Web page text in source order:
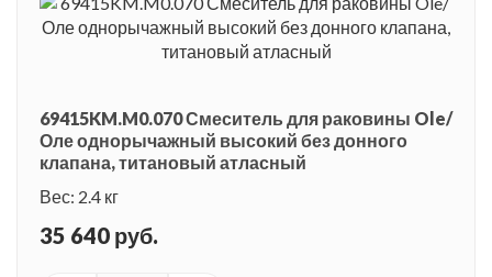
69415KM.M0.070 Смеситель для раковины Ole/
Оле однорычажный высокий без донного
клапана, титановый атласный
Вес: 2.4 кг
35 640 руб.